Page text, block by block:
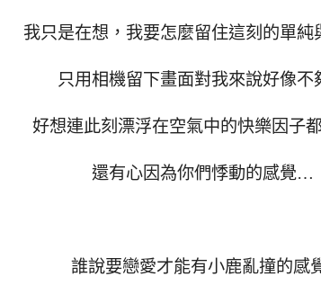
我只是在想，我要怎麼留住這刻的單純
只用相機留下畫面對我來說好像不
好想連此刻漂浮在空氣中的快樂因子
還有心因為你們悸動的感覺…
誰說要戀愛才能有小鹿亂撞的感